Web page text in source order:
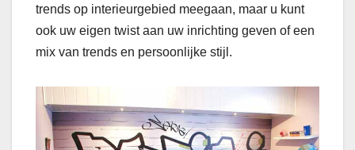
trends op interieurgebied meegaan, maar u kunt
ook uw eigen twist aan uw inrichting geven of een
mix van trends en persoonlijke stijl.